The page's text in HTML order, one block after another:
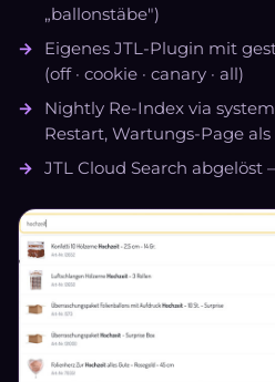
„ballonstäbe")
Eigenes JTL-Plugin mit
(off · cookie · canary · all)
Nightly Re-Index via
Restart, Wartungs-Page
JTL Cloud Search